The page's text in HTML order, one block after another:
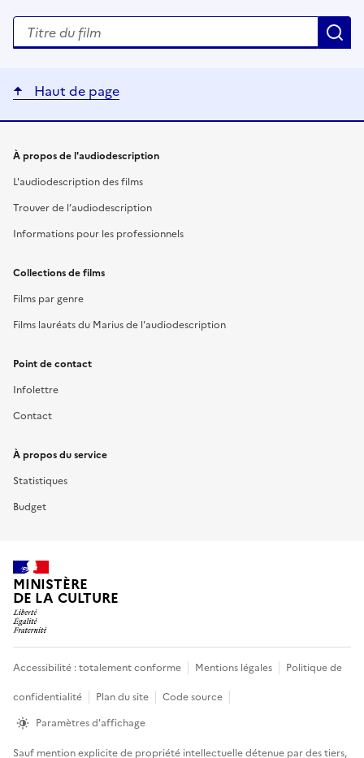
Rechercher un titre de film
Haut de page
Liens utiles
À propos de l'audiodescription
L'audiodescription des films
Trouver de l’audiodescription
Informations pour les professionnels
Collections de films
Films par genre
Films lauréats du Marius de l'audiodescription
Point de contact
Infolettre
Contact
À propos du service
Statistiques
Budget
MINISTÈRE
DE LA CULTURE
Informations
Accessibilité : totalement conforme Mentions légales
Politique de
confidentialité
Plan du site
Code source
Paramètres d'affichage
Sauf mention explicite de propriété intellectuelle détenue par des tiers,